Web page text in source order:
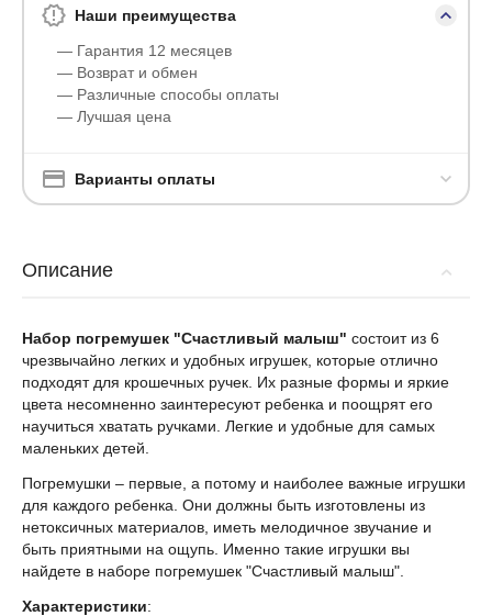
Наши преимущества
— Гарантия 12 месяцев
— Возврат и обмен
— Различные способы оплаты
— Лучшая цена
Варианты оплаты
Описание
Набор погремушек "Счастливый малыш" состоит из 6
чрезвычайно легких и удобных игрушек, которые отлично
подходят для крошечных ручек. Их разные формы и яркие
цвета несомненно заинтересуют ребенка и поощрят его
научиться хватать ручками. Легкие и удобные для самых
маленьких детей.
Погремушки – первые, а потому и наиболее важные игрушки
для каждого ребенка. Они должны быть изготовлены из
нетоксичных материалов, иметь мелодичное звучание и
быть приятными на ощупь. Именно такие игрушки вы
найдете в наборе погремушек "Счастливый малыш".
Характеристики: